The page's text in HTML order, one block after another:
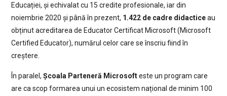
Educației, și echivalat cu 15 credite profesionale, iar din
noiembrie 2020 și până în prezent, 1.422 de cadre didacticeau
obținut acreditarea de Educator Certificat Microsoft (Microsoft
Certified Educator), numărul celor care se înscriu fiind în
creștere.
În paralel, Școala Parteneră Microsofteste un program care
are ca scop formarea unui un ecosistem național de minim 100